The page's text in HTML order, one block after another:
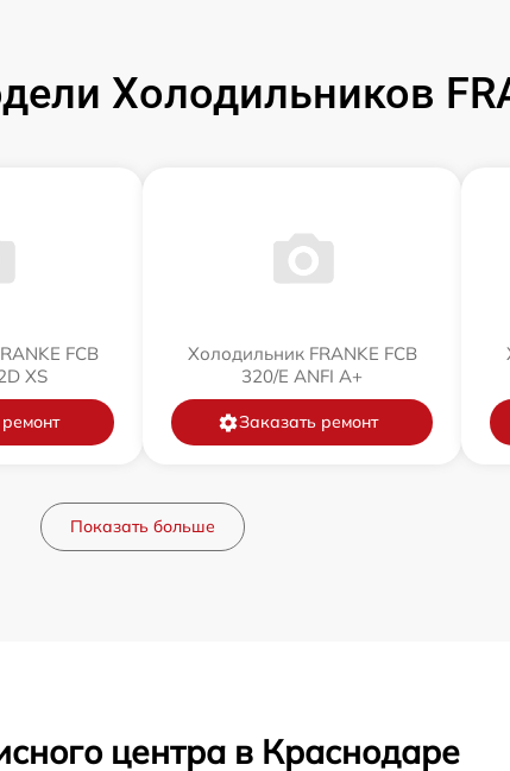
Холодильников
FCB
XS
Холодильник FRANKE FCB
320/E ANFI A+
Заказать ремонт
Показать больше
центра в Краснодаре